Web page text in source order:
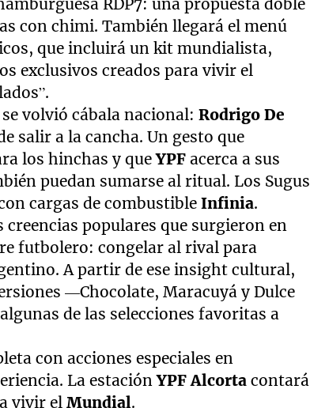
RDP7: una propuesta doble
con chimi. También llegará el menú
que incluirá un kit mundialista,
exclusivos creados para vivir el
volvió cábala nacional:Rodrigo De
salir a la cancha. Un gesto que
los hinchas y queYPF acerca a sus
puedan sumarse al ritual. Los Sugus
cargas de combustibleInfinia.
creencias populares que surgieron en
futbolero: congelar al rival para
A partir de ese insight cultural,
—Chocolate, Maracuyá y Dulce
de las selecciones favoritas a
con acciones especiales en
La estaciónYPF Alcortacontará
vivir elMundial.